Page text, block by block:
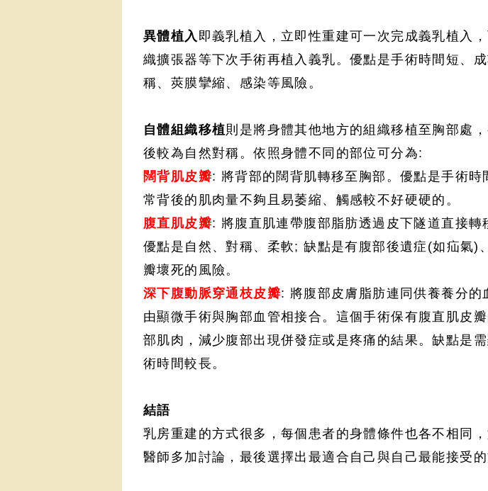
異體植入 即義乳植入 ，立即性重建可一次完成義乳植入
織擴張器等下次手術再植入義乳 。優點是手術時間短 、
稱、莢膜攣縮、感染等風險 。
自體組織移植則是將身體其他地方的組織移植至胸部處
後較為自然對稱 。依照身體不同的部位可分為:
闊背肌皮瓣: 將背部的闊背肌轉移至胸部。優點是手術時
常背後的肌肉量不夠且易萎縮、觸感較不好硬硬的 。
腹直肌皮瓣: 將腹直肌連帶腹部脂肪透過皮下隧道直接轉
優點是自然 、對稱、柔軟; 缺點是有腹部後遺症(如疝氣)
瓣壞死的風險 。
深下腹動脈穿通枝皮瓣: 將腹部皮膚脂肪連同供養養分的
由顯微手術與胸部血管相接合 。這個手術保有腹直肌皮
部肌肉 ，減少腹部出現併發症或是疼痛的結果 。缺點是
術時間較長。
結語
乳房重建的方式很多 ，每個患者的身體條件也各不相同
醫師多加討論 ，最後選擇出最適合自己與自己最能接受